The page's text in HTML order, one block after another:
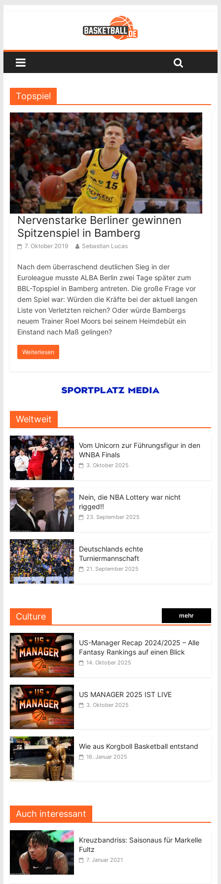
Topspiel
Nervenstarke Berliner gewinnen
Spitzenspiel in Bamberg
7. Oktober 2019 Sebastian Lucas
Nach dem überraschend deutlichen Sieg in der
Euroleague musste ALBA Berlin zwei Tage später zum
BBL-Topspiel in Bamberg antreten. Die große Frage vor
dem Spiel war: Würden die Kräfte bei der aktuell langen
Liste von Verletzten reichen? Oder würde Bambergs
neuem Trainer Roel Moors bei seinem Heimdebüt ein
Einstand nach Maß gelingen?
Weiterlesen
Weltweit
Vom Unicorn zur Führungsfigur in den
WNBA Finals
3. Oktober 2025
Nein, die NBA Lottery war nicht
rigged!!
23. September 2025
Deutschlands echte
Turniermannschaft
21. September 2025
Culture mehr
US-Manager Recap 2024/2025 – Alle
Fantasy Rankings auf einen Blick
14. Oktober 2025
US MANAGER 2025 IST LIVE
3. Oktober 2025
Wie aus Korgboll Basketball entstand
16. Januar 2025
Auch interessant
Kreuzbandriss: Saisonaus für Markelle
Fultz
7. Januar 2021